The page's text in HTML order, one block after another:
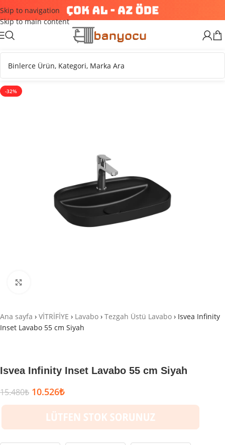
Skip to navigation
Skip to main content
-32%
Ana sayfa › VİTRİFİYE › Lavabo › Tezgah Üstü Lavabo › Isvea Infinity
Inset Lavabo 55 cm Siyah
Isvea Infinity Inset Lavabo 55 cm Siyah
15.480₺ 10.526₺